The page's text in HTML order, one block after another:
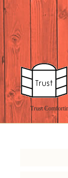
Trust